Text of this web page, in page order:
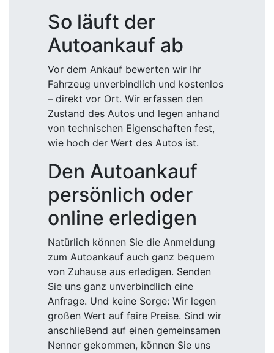
So läuft der
Autoankauf ab
Vor dem Ankauf bewerten wir Ihr
Fahrzeug unverbindlich und kostenlos
– direkt vor Ort. Wir erfassen den
Zustand des Autos und legen anhand
von technischen Eigenschaften fest,
wie hoch der Wert des Autos ist.
Den Autoankauf
persönlich oder
online erledigen
Natürlich können Sie die Anmeldung
zum Autoankauf auch ganz bequem
von Zuhause aus erledigen. Senden
Sie uns ganz unverbindlich eine
Anfrage. Und keine Sorge: Wir legen
großen Wert auf faire Preise. Sind wir
anschließend auf einen gemeinsamen
Nenner gekommen, können Sie uns